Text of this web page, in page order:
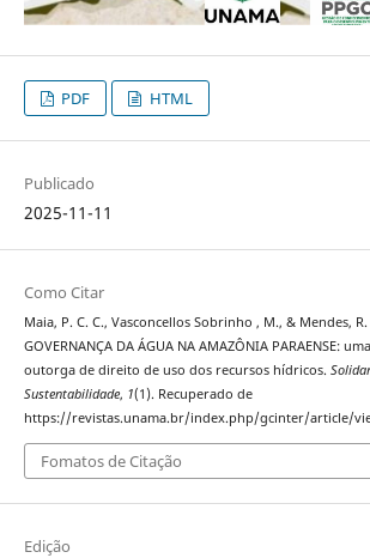
PDF HTML
Publicado
2025-11-11
Como Citar
Maia, P. C. C., Vasconcellos Sobrinho , M., & Mendes, R.
GOVERNANÇA DA ÁGUA NA AMAZÔNIA PARAENSE:
outorga de direito de uso dos recursos hídricos.
Sustentabilidade, 1(1). Recuperado de
https://revistas.unama.br/index.php/gcinter/article/
Fomatos de Citação
Edição